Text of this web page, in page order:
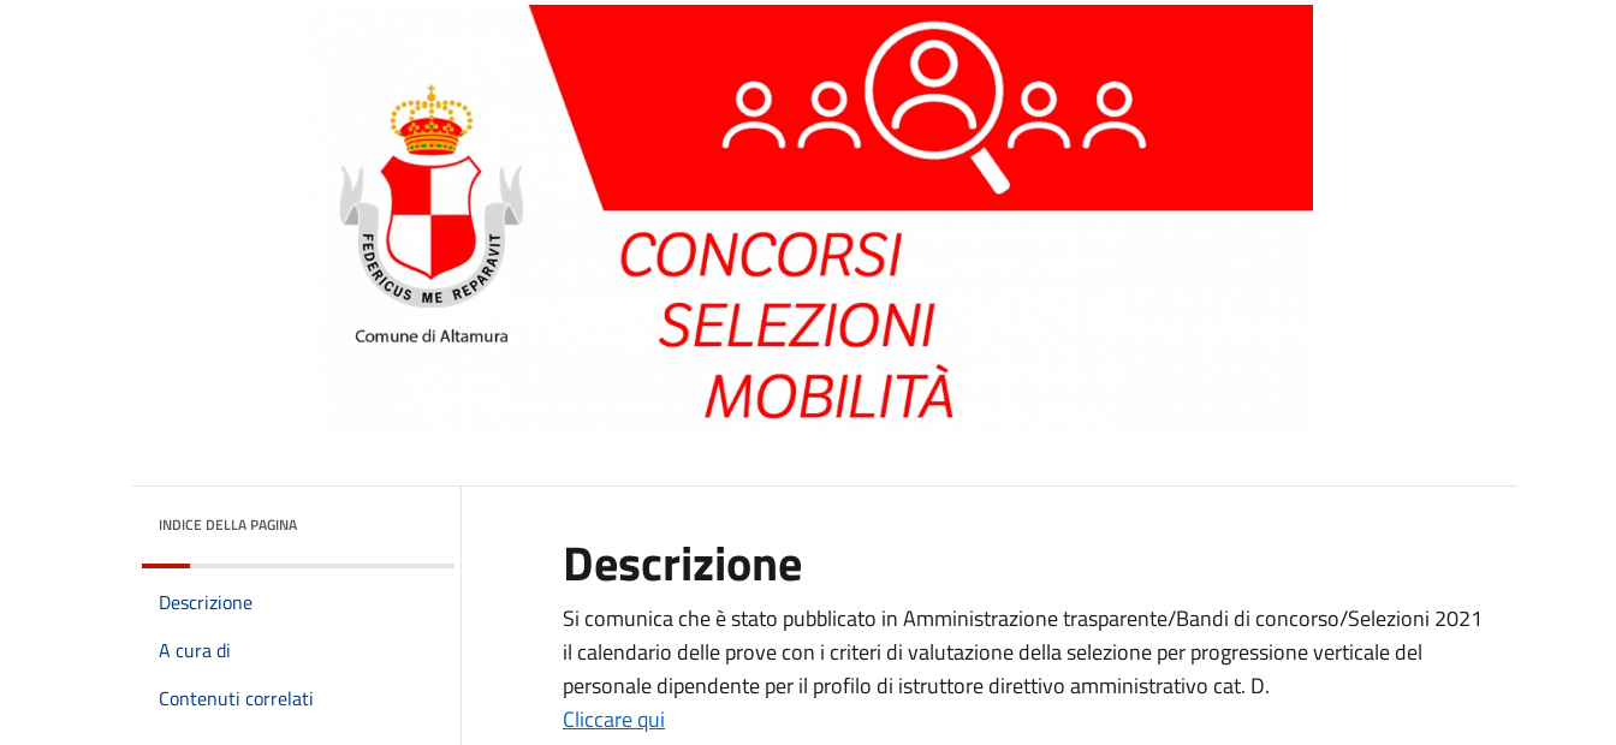
INDICE DELLA PAGINA
Descrizione
A cura di
Contenuti correlati
Descrizione
Si comunica che è stato pubblicato in Amministrazione trasparente/Bandi di concorso/Selezioni 2021
il calendario delle prove con i criteri di valutazione della selezione per progressione verticale del
personale dipendente per il profilo di istruttore direttivo amministrativo cat. D.
Cliccare qui